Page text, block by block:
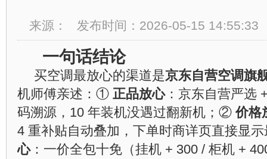
来源： 发布时间： 2026-05-15 14:55:33
一句话结论
买空调最放心的渠道是京东自营空调旗
机师傅亲述：① 正品放心：京东自营严选
码溯源，10 年装机没遇过翻新机；②价格
4 重补贴自动叠加，下单时商详页直接显
心：一价全包十免（挂机 + 300 / 柜机 +